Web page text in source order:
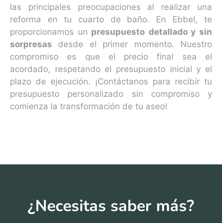
las principales preocupaciones al realizar una
reforma en tu cuarto de baño. En Ebbel, te
proporcionamos un presupuesto detallado y sin
sorpresas desde el primer momento. Nuestro
compromiso es que el precio final sea el
acordado, respetando el presupuesto inicial y el
plazo de ejecución. ¡Contáctanos para recibir tu
presupuesto personalizado sin compromiso y
comienza la transformación de tu aseo!
¿Necesitas saber más?